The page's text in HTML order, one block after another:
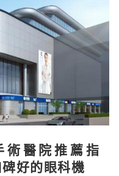
術醫院推薦指
好的眼科機構